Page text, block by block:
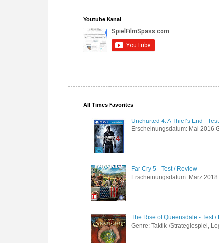
Youtube Kanal
All Times Favorites
Uncharted 4: A Thief’s End -
Erscheinungsdatum: Mai 2016
Far Cry 5 - Test / Review
Erscheinungsdatum: März 2018
The Rise of Queensdale - Test /
Genre: Taktik-/Strategiespiel,